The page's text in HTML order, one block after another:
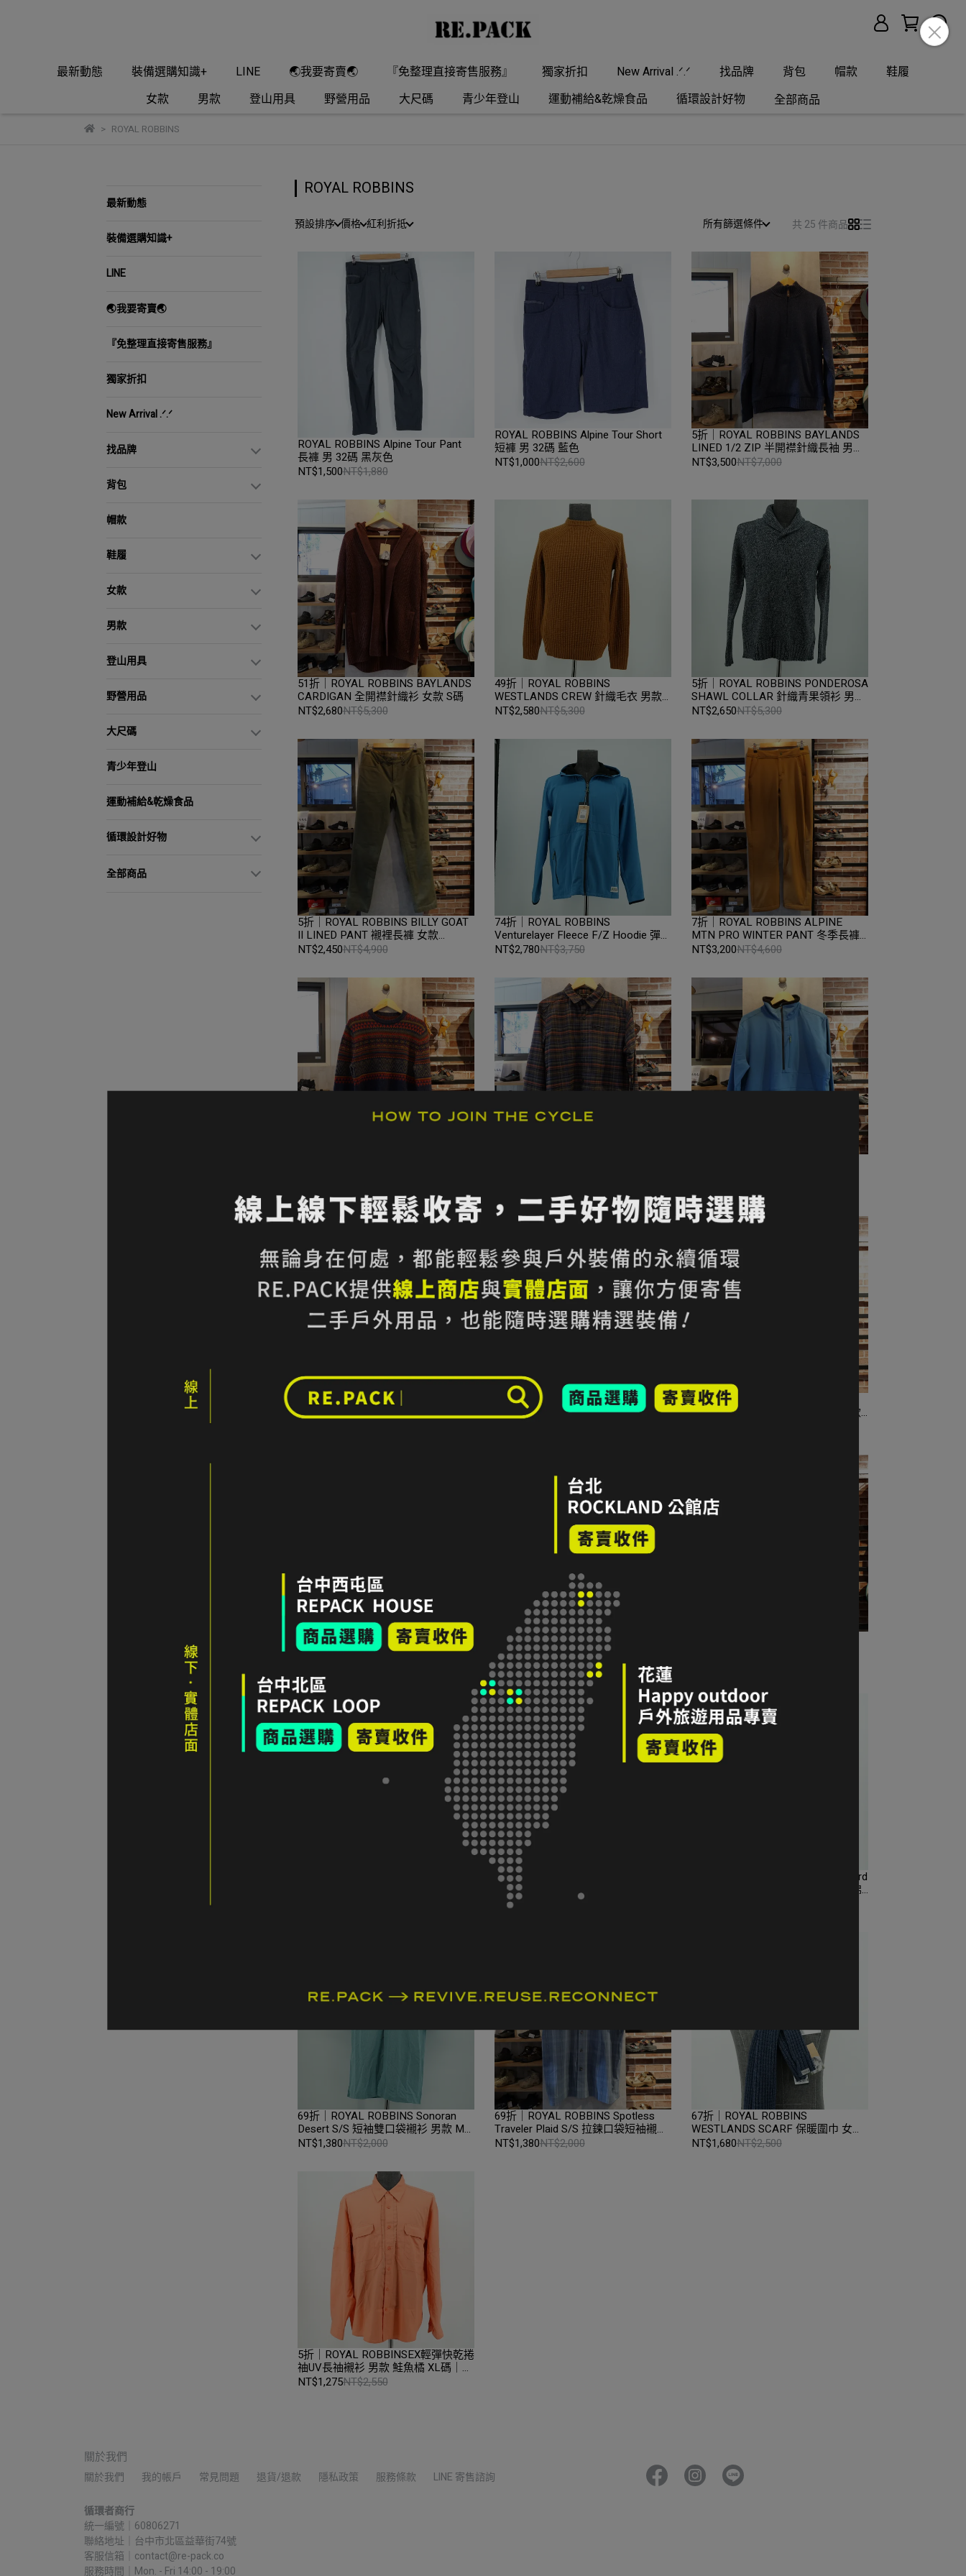
最新動態 裝備選購知識+ LINE 🌏我要寄賣🌏 『免整理直接寄售服務』 獨家折扣 New Arrival .ᐟ.ᐟ 找品牌 背包 帽款
鞋履
女款
男款 登山用具 野營用品 大尺碼 青少年登山 運動補給&乾燥食品 循環設計好物 全部商品
ROYAL ROBBINS
最新動態
裝備選購知識+
LINE
🌏我要寄賣🌏
『免整理直接寄售服務』
獨家折扣
New Arrival .ᐟ.ᐟ
找品牌
背包
帽款
鞋履
女款
男款
登山用具
野營用品
大尺碼
青少年登山
運動補給&乾燥食品
循環設計好物
全部商品
ROYAL ROBBINS
預設排序 價格 紅利折抵 所有篩選條件 共 25 件商品
ROYAL ROBBINS Alpine Tour Pant
長褲 男 32碼 黑灰色
NT$1,500NT$1,880
ROYAL ROBBINS Alpine Tour Short
短褲 男 32碼 藍色
NT$1,000NT$2,600
5折｜ROYAL ROBBINS BAYLANDS
LINED 1/2 ZIP 半開襟針織長袖 男款
M碼 Navy｜折扣零碼全新品｜Loop
NT$3,500NT$7,000
51折｜ROYAL ROBBINS BAYLANDS
CARDIGAN 全開襟針織衫 女款 S碼
NT$2,680NT$5,300
49折｜ROYAL ROBBINS
WESTLANDS CREW 針織毛衣 男款
M碼 Caramel｜折扣零碼全新品｜
NT$2,580NT$5,300
5折｜ROYAL ROBBINS PONDEROSA
SHAWL COLLAR 針織青果領衫 男款
M碼 Lt Pewter｜折扣零碼全新品｜
NT$2,650NT$5,300
5折｜ROYAL ROBBINS BILLY GOAT
II LINED PANT 襯裡長褲 女款
Everglade｜折扣零碼全新品｜台中
NT$2,450NT$4,900
74折｜ROYAL ROBBINS
Venturelayer Fleece F/Z Hoodie 彈性
刷毛連帽軟殼外套 男款 M碼 Tahoe
NT$2,780NT$3,750
7折｜ROYAL ROBBINS ALPINE
MTN PRO WINTER PANT 冬季長褲
女款 6碼 Caramel｜折扣零碼全新品
NT$3,200NT$4,600
品｜LOOP
Pld｜折扣零碼全新品｜Loop
扣零碼全新品｜台中
52折｜ROYAL ROBBINS Venture
Layer 200 Henley L/S 亨利領長袖上
49折｜ROYAL ROBBINS Covert Cord
Orannic Cotton L/S 有機棉長袖上衣
49折｜ROYAL ROBBINS Venture
Layer 200 L/S 亨利領長袖上衣 男款
68折｜ROYAL ROBBINS Coastal
Flannel L/S 長袖法蘭絨襯衫 男款 M
Loop
68折｜ROYAL ROBBINS Coastal
Flannel L/S 長袖法蘭絨襯衫 男款 M
碼 Wood Thrush｜折扣零碼全新品｜
Loop
NT$1,860NT$2,750
75折｜ROYAL ROBBINS Covert Cord
Organic Cotton L/S 長袖格紋有機棉
襯衫 男款 M碼 Sun Dried Tomato｜
NT$1,680 NT$2,250
75折｜ROYAL ROBBINS Covert Cord
Organic Cotton L/S 長袖格紋有機棉
69折｜ROYAL ROBBINS Sonoran
Desert S/S 短袖雙口袋襯衫 男款 M
碼 天空藍｜折扣零碼全新品｜Loop
NT$1,380NT$2,000
69折｜ROYAL ROBBINS Spotless
Traveler Plaid S/S 拉鍊口袋短袖襯衫
男款 M碼 Sea｜折扣零碼全新品｜
NT$1,380NT$2,000
67折｜ROYAL ROBBINS
WESTLANDS SCARF 保暖圍巾 女款
S碼 深藍色｜折扣零碼全新品｜台中
NT$1,680NT$2,500
5折｜ROYAL ROBBINSEX輕彈快乾捲
䄂UV長䄂襯衫 男款 鮭魚橘 XL碼｜折
扣零碼全新品｜台中 RR 42180-268-
NT$1,275NT$2,550
關於我們
關於我們 我的帳戶 常見問題 退貨/退款 隱私政策 服務條款 LINE 寄售諮詢
循環者商行
統一編號｜60806271
聯絡地址｜台中市北區益華街74號
客服信箱｜contact@re-pack.co
服務時間｜Mon. - Fri 14:00 - 19:00